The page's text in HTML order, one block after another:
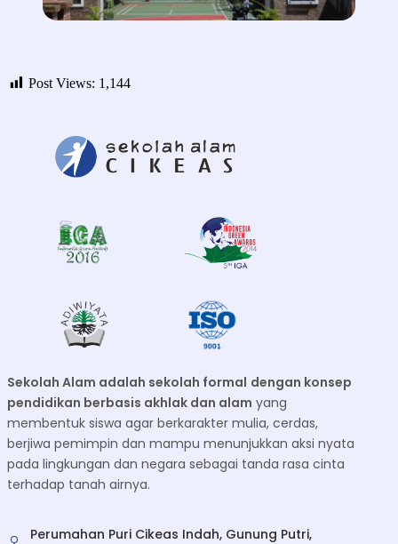
Post Views: 1,144
Sekolah Alam adalah sekolah formal dengan konsep
pendidikan berbasis akhlak dan alam yang
membentuk siswa agar berkarakter mulia, cerdas,
berjiwa pemimpin dan mampu menunjukkan aksi nyata
pada lingkungan dan negara sebagai tanda rasa cinta
terhadap tanah airnya.
Perumahan Puri Cikeas Indah, Gunung Putri,